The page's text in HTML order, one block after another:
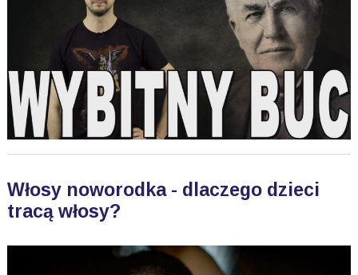
Włosy noworodka - dlaczego dzieci
tracą włosy?